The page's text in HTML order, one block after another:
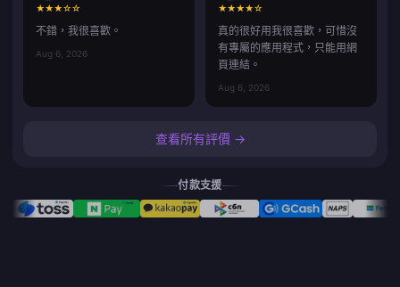
★★★☆☆
不錯，我很喜歡。
Aug 6, 2026
★★★★☆
真的很好用我很喜歡，可惜沒
有專屬的應用程式，只能用網
頁連結。
Aug 6, 2026
查看所有評價 →
付款支援